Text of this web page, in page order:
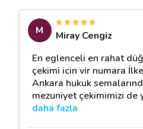
M
Miray Cengiz
En eglenceli en rahat
çekimi icin vir numara
Ankara hukuk
mezuniyet çekimimizi de
daha fazla